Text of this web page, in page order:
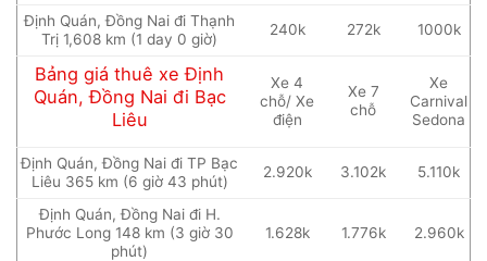
Định Quán, Đồng Nai đi Thạnh
Trị 1,608 km (1 day 0 giờ)
240k 272k 1000k
Bảng giá thuê xe Định
Quán, Đồng Nai đi Bạc
Liêu
Xe 4
chỗ/ Xe
điện
Xe 7
chỗ
Xe
Carnival
Sedona
Định Quán, Đồng Nai đi TP Bạc
Liêu 365 km (6 giờ 43 phút)
2.920k 3.102k 5.110k
Định Quán, Đồng Nai đi H.
Phước Long 148 km (3 giờ 30
phút)
1.628k 1.776k 2.960k